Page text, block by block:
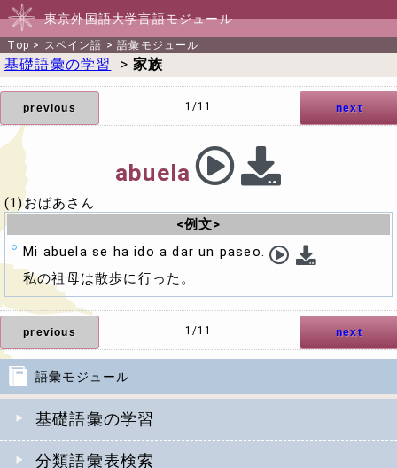
東京外国語大学言語モジュール
Top > スペイン語 >語彙モジュール
語彙モジュール
基礎語彙の学習
分類語彙表検索
基礎語彙の学習 >家族
previous next
1/11
abuela
(1)おばあさん
<例文>
Mi abuela se ha ido a dar un paseo.
私の祖母は散歩に行った。
previous next
1/11